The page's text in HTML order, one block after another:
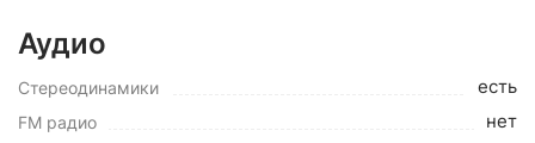
Аудио
Стереодинамики есть
FM радио нет